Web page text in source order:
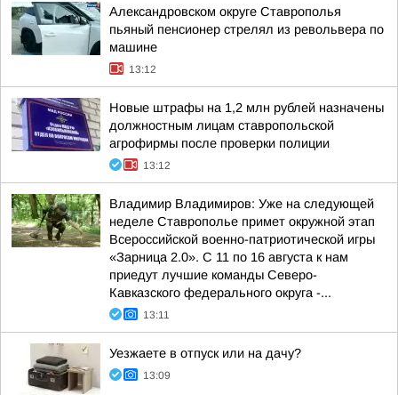
Александровском округе Ставрополья
пьяный пенсионер стрелял из револьвера по
машине
13:12
Новые штрафы на 1,2 млн рублей назначены
должностным лицам ставропольской
агрофирмы после проверки полиции
13:12
Владимир Владимиров: Уже на следующей
неделе Ставрополье примет окружной этап
Всероссийской военно-патриотической игры
«Зарница 2.0». С 11 по 16 августа к нам
приедут лучшие команды Северо-
Кавказского федерального округа -...
13:11
Уезжаете в отпуск или на дачу?
13:09